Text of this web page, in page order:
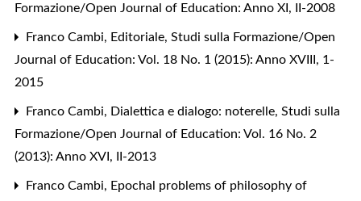
Formazione/Open Journal of Education: Anno XI, II-2008
Franco Cambi, Editoriale, Studi sulla Formazione/Open
Journal of Education: Vol. 18 No. 1 (2015): Anno XVIII, 1-
2015
Franco Cambi, Dialettica e dialogo: noterelle, Studi sulla
Formazione/Open Journal of Education: Vol. 16 No. 2
(2013): Anno XVI, II-2013
Franco Cambi, Epochal problems of philosophy of